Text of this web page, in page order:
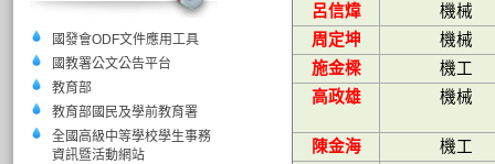
國發會ODF文件應用工具
國教署公文公告平台
教育部
教育部國民及學前教育署
全國高級中等學校學生事務
資訊暨活動網站
呂信煒
機械
周定坤
機械
施金樑
機工
高政雄
機械
陳金海
機工